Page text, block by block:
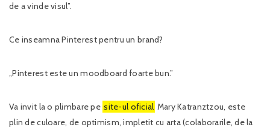
de a vinde visul”.
Ce inseamna Pinterest pentru un brand?
„Pinterest este un moodboard foarte bun.”
Va invit la o plimbare pe site-ul oficial Mary Katranztzou, este
plin de culoare, de optimism, impletit cu arta (colaborarile, de la